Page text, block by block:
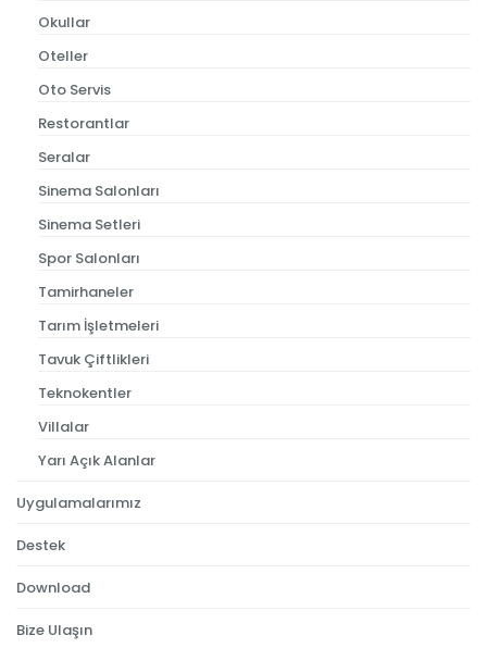
Okullar
Oteller
Oto Servis
Restorantlar
Seralar
Sinema Salonları
Sinema Setleri
Spor Salonları
Tamirhaneler
Tarım İşletmeleri
Tavuk Çiftlikleri
Teknokentler
Villalar
Yarı Açık Alanlar
Uygulamalarımız
Destek
Download
Bize Ulaşın